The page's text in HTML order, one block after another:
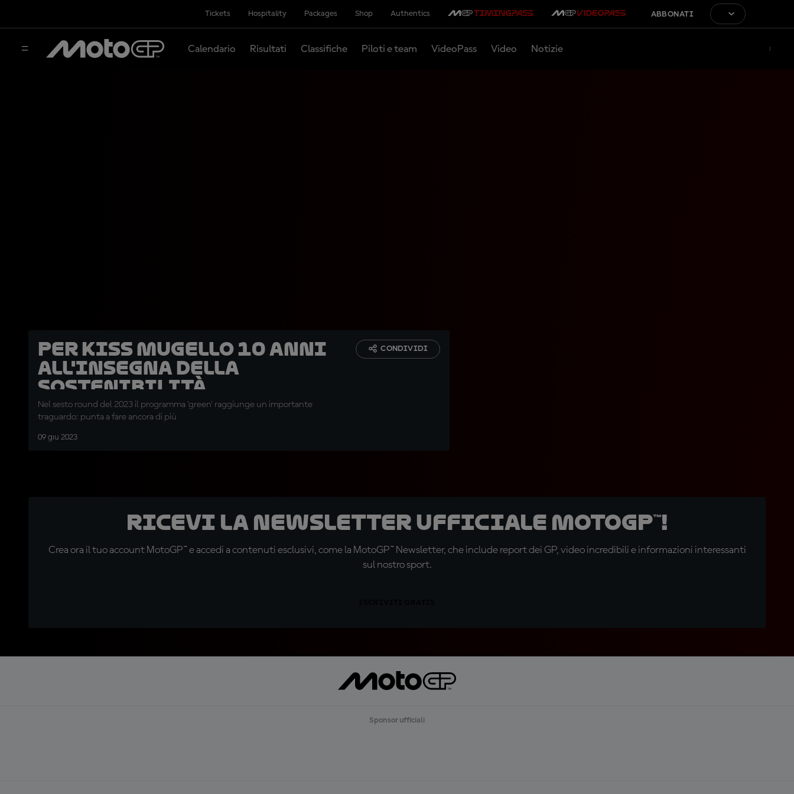
Tickets Hospitality Packages Shop Authentics ABBONATI
Calendario Risultati Classifiche Piloti e team VideoPass Video Notizie
Per KiSS Mugello 10 anni
all'insegna della
sostenibilità
Nel sesto round del 2023 il programma 'green' raggiunge un importante
traguardo: punta a fare ancora di più
09 giu 2023
CONDIVIDI
Ricevi la newsletter ufficiale MotoGP™!
Crea ora il tuo account MotoGP™ e accedi a contenuti esclusivi, come la MotoGP™ Newsletter, che include report dei GP, video incredibili e informazioni interessanti
sul nostro sport.
Sponsor ufficiali